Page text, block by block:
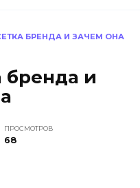
БРЕНДА И ЗАЧЕМ ОНА
бренда и
ПРОСМОТРОВ
68